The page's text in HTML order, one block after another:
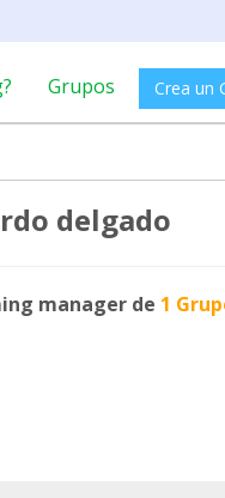
Grupos Crea un
delgado
manager de 1